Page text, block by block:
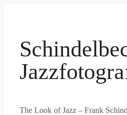
The Look of Jazz – Frank